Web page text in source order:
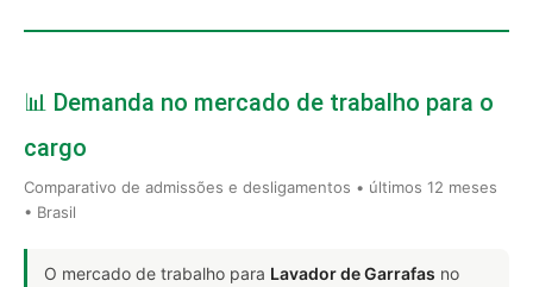
📊 Demanda no mercado de trabalho para o
cargo
Comparativo de admissões e desligamentos • últimos 12 meses
• Brasil
O mercado de trabalho para Lavador de Garrafas no